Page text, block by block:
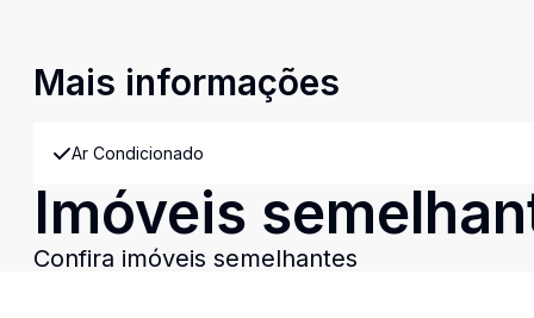
Mais informações
Ar Condicionado
Imóveis
Confira imóveis semelhantes